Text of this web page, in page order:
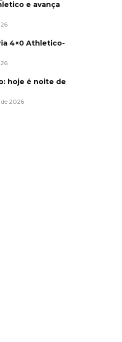
e avança
4×0 Athletico-
hoje é noite de
de 2026